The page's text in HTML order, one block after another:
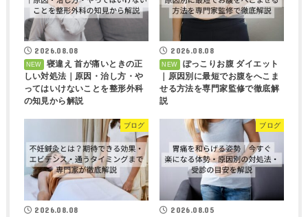
2026.08.08
寝違え 首が痛いときの正
しい対処法｜原因・治し方・や
ってはいけないことを整形外科
の知見から解説
2026.08.08
ぽっこりお腹 ダイエット
｜原因別に最短でお腹をへこま
せる方法を専門家監修で徹底解
説
ブログ
2026.08.08
ブログ
2026.08.05